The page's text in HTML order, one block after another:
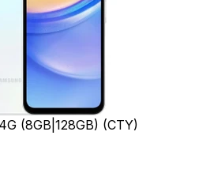
(8GB|128GB) (CTY)